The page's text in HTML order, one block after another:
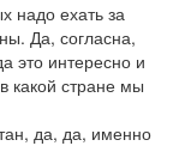
надо ехать за
Да, согласна,
это интересно и
какой стране мы
да, да, именно